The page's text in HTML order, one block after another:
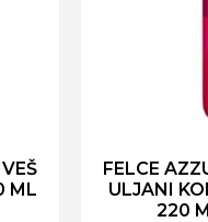
ML
FELCE
ULJANI
220